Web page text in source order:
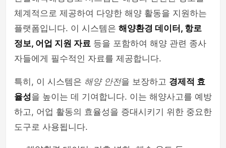
체계적으로 제공하여 다양한 해양 활동을 지원하는
플랫폼입니다. 이 시스템은 해양환경 데이터, 항로
정보, 어업 지원 자료 등을 포함하여 해양 관련 종사
자들에게 필수적인 자료를 제공합니다.
특히, 이 시스템은 해양 안전을 보장하고 경제적 효
율성을 높이는 데 기여합니다. 이는 해양사고를 예방
하고, 어업 활동의 효율성을 증대시키기 위한 중요한
도구로 사용됩니다.